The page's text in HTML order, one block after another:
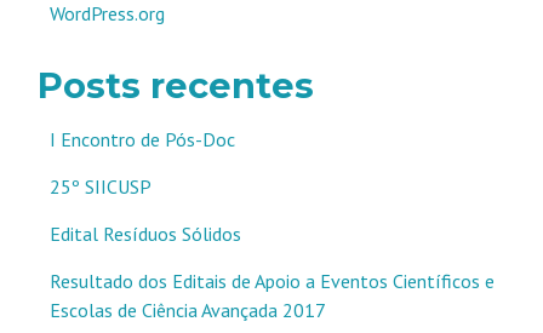
WordPress.org
Posts recentes
I Encontro de Pós-Doc
25º SIICUSP
Edital Resíduos Sólidos
Resultado dos Editais de Apoio a Eventos Científicos e
Escolas de Ciência Avançada 2017